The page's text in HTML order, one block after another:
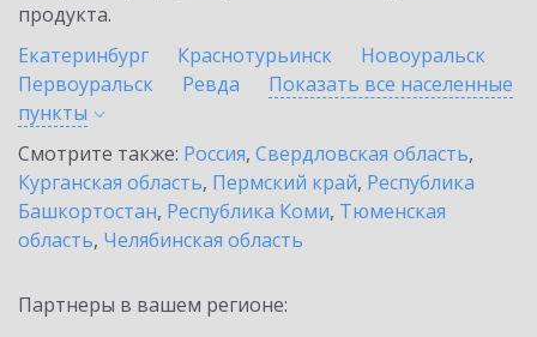
продукта.
Екатеринбург
Краснотурьинск
Новоуральск
Первоуральск
Ревда
Показать все населенные
пункты
Смотрите также: Россия, Свердловская область,
Курганская область, Пермский край, Республика
Башкортостан, Республика Коми, Тюменская
область, Челябинская область
Партнеры в вашем регионе: